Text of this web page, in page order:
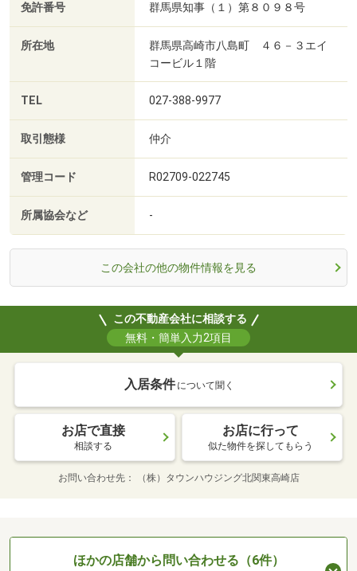
免許番号 群馬県知事（１）第８０９８号
所在地
群馬県高崎市八島町 ４６－３エイ
コービル１階
TEL 027-388-9977
取引態様 仲介
管理コード R02709-022745
所属協会など -
この会社の他の物件情報を見る
この不動産会社に相談する
無料・簡単入力2項目
入居条件 について聞く
お店で直接
相談する
お店に行って
似た物件を探してもらう
お問い合わせ先 （株）タウンハウジング北関東高崎店
ほかの店舗から問い合わせる（6件）